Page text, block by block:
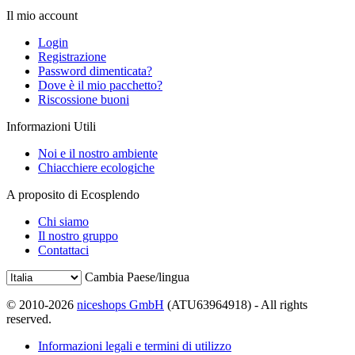
Il mio account
Login
Registrazione
Password dimenticata?
Dove è il mio pacchetto?
Riscossione buoni
Informazioni Utili
Noi e il nostro ambiente
Chiacchiere ecologiche
A proposito di Ecosplendo
Chi siamo
Il nostro gruppo
Contattaci
Cambia Paese/lingua
© 2010-2026 niceshops GmbH (ATU63964918) - All rights
reserved.
Informazioni legali e termini di utilizzo